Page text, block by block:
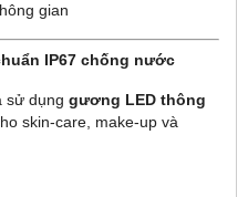
gian
IP67 chống nước
sử dụng gương LED thông
skin-care, make-up và